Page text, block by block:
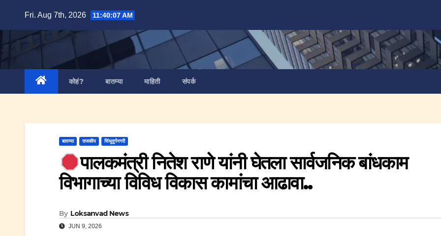
content
Fri. Aug 7th, 2026 11:40:08 AM
कोहं? बातम्या माहिती संपर्क
बातम्या राजकीय सिंधुदुर्गनगरी
पालकमंत्री नितेश राणे यांनी घेतला सार्वजनिक बांधकाम
विभागाच्या विविध विकास कामांचा आढावा..
By Loksanvad News
JUN 9, 2026